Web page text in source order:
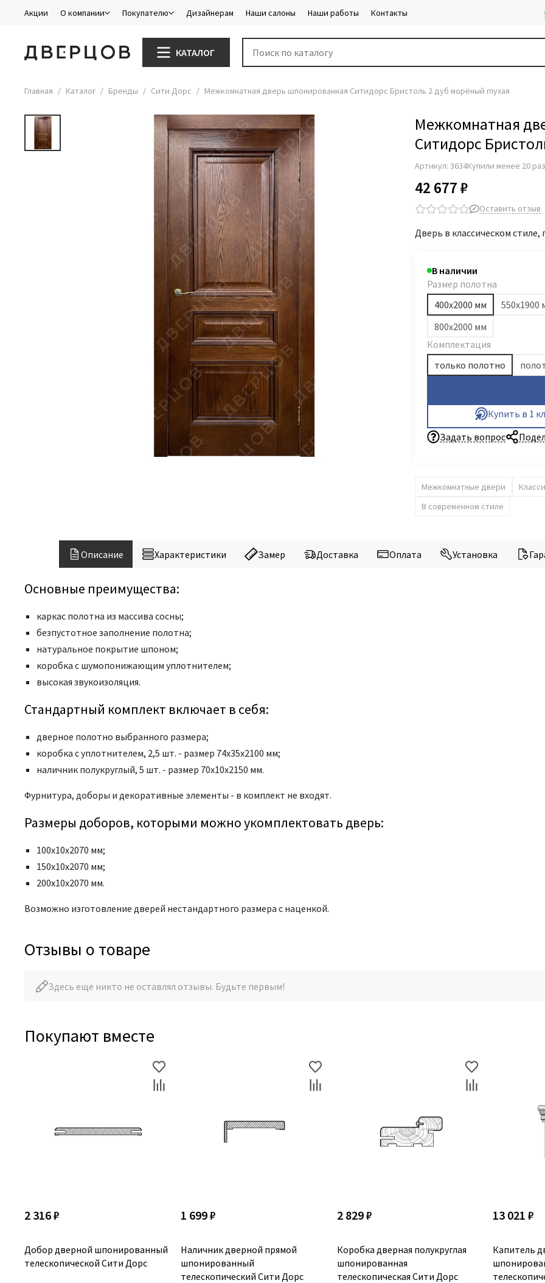
Акции О компании Покупателю Дизайнерам Наши салоны Наши работы Контакты
КАТАЛОГ
Главная Каталог Бренды Сити Дорс Межкомнатная дверь шпонированная Ситидорс Бристоль 2 дуб морёный глухая
Межкомнатная
Ситидорс
Артикул: 3634Купили менее 20 раз
42 677 ₽
Оставить отзыв
Дверь в классическом
В наличии
Размер полотна
400х2000 мм
550х1900
800х2000 мм
Комплектация
только полотно
Купить в 1
Задать вопрос
Межкомнатные двери
В современном стиле
Описание Характеристики Замер Доставка Оплата Установка
Основные преимущества:
каркас полотна из массива сосны;
безпустотное заполнение полотна;
натуральное покрытие шпоном;
коробка с шумопонижающим уплотнителем;
высокая звукоизоляция.
Стандартный комплект включает в себя:
дверное полотно выбранного размера;
коробка с уплотнителем, 2,5 шт. - размер 74x35x2100 мм;
наличник полукруглый, 5 шт. - размер 70x10x2150 мм.
Фурнитура, доборы и декоративные элементы - в комплект не входят.
Размеры доборов, которыми можно укомплектовать дверь:
100х10х2070 мм;
150х10х2070 мм;
200х10х2070 мм.
Возможно изготовление дверей нестандартного размера с наценкой.
Отзывы о товаре
Здесь еще никто не оставлял отзывы. Будьте первым!
Покупают вместе
2 316 ₽
Добор дверной шпонированный
телескопической Сити Дорс
1 699 ₽
Наличник дверной прямой
шпонированный
телескопический Сити Дорс
2 829 ₽
Коробка дверная полукруглая
шпонированная
телескопическая Сити Дорс
13 021 ₽
Капитель